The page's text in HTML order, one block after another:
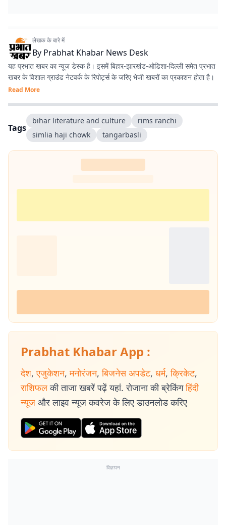
लेखक के बारे में
By Prabhat Khabar News Desk
यह प्रभात खबर का न्यूज डेस्क है। इसमें बिहार-झारखंड-ओडिशा-दिल्‍ली समेत प्रभात
खबर के विशाल ग्राउंड नेटवर्क के रिपोर्ट्स के जरिए भेजी खबरों का प्रकाशन होता है।
Read More
Tags
bihar literature and culture
rims ranchi
simlia haji chowk
tangarbasli
Prabhat Khabar App :
देश, एजुकेशन, मनोरंजन, बिजनेस अपडेट, धर्म, क्रिकेट,
राशिफल की ताजा खबरें पढ़ें यहां. रोजाना की ब्रेकिंग हिंदी
न्यूज और लाइव न्यूज कवरेज के लिए डाउनलोड करिए
विज्ञापन